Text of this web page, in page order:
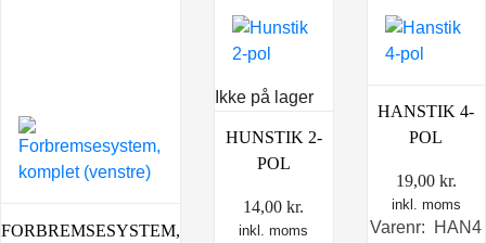
FORBREMSESYSTEM,
Ikke på lager
HUNSTIK 2-
POL
14,00kr.
inkl. moms
HANSTIK 4-
POL
19,00 kr.
inkl. moms
Varenr: HAN4